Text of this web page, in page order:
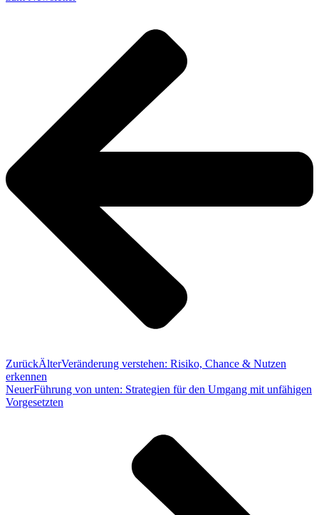
ZurückÄlterVeränderung verstehen: Risiko, Chance & Nutzen
erkennen
NeuerFührung von unten: Strategien für den Umgang mit unfähigen
Vorgesetzten